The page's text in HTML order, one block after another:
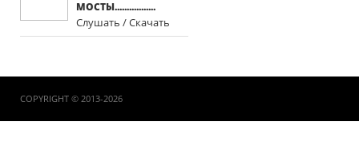
МОСТЫ.................
Слушать / Скачать
COPYRIGHT © 2013-2026